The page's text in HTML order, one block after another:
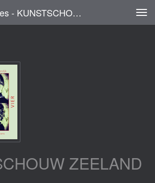
Margriet De Vries - KUNSTSCHOUW ZEELAND
ZEELAND